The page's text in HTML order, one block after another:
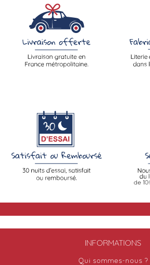
INFORMATIONS
Qui sommes-nous ?